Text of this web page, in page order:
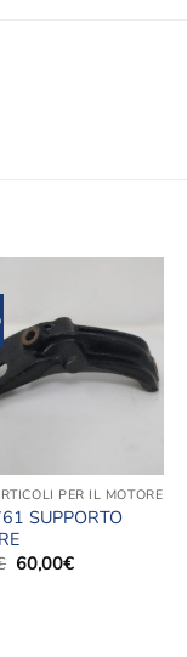
Aggiungi
alla lista
desideri
PER IL MOTORE
SUPPORTO
Il
prezzo
60,00€Il